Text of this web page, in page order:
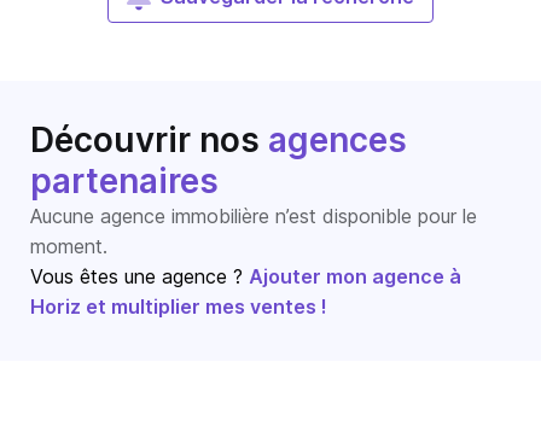
Découvrir nos agences
partenaires
Aucune agence immobilière n’est disponible pour le
moment.
Vous êtes une agence ? Ajouter mon agence à
Horiz et multiplier mes ventes !